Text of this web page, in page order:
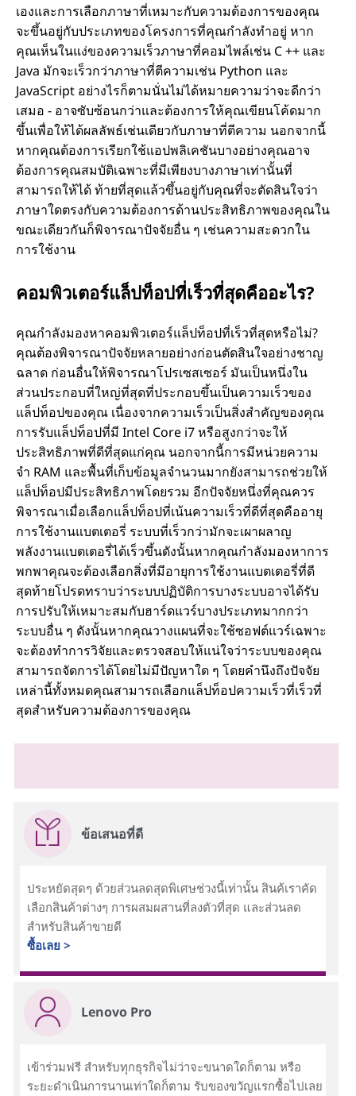
เองและการเลือกภาษาที่เหมาะกับความต้องการของคุณ
จะขึ้นอยู่กับประเภทของโครงการที่คุณกําลังทําอยู่ หาก
คุณเห็นในแง่ของความเร็วภาษาที่คอมไพล์เช่น C ++ และ
Java มักจะเร็วกว่าภาษาที่ตีความเช่น Python และ
JavaScript อย่างไรก็ตามนั่นไม่ได้หมายความว่าจะดีกว่า
เสมอ - อาจซับซ้อนกว่าและต้องการให้คุณเขียนโค้ดมาก
ขึ้นเพื่อให้ได้ผลลัพธ์เช่นเดียวกับภาษาที่ตีความ นอกจากนี้
หากคุณต้องการเรียกใช้แอปพลิเคชันบางอย่างคุณอาจ
ต้องการคุณสมบัติเฉพาะที่มีเพียงบางภาษาเท่านั้นที่
สามารถให้ได้ ท้ายที่สุดแล้วขึ้นอยู่กับคุณที่จะตัดสินใจว่า
ภาษาใดตรงกับความต้องการด้านประสิทธิภาพของคุณใน
ขณะเดียวกันก็พิจารณาปัจจัยอื่น ๆ เช่นความสะดวกใน
การใช้งาน
คอมพิวเตอร์แล็ปท็อปที่เร็วที่สุดคืออะไร?
คุณกําลังมองหาคอมพิวเตอร์แล็ปท็อปที่เร็วที่สุดหรือไม่?
คุณต้องพิจารณาปัจจัยหลายอย่างก่อนตัดสินใจอย่างชาญ
ฉลาด ก่อนอื่นให้พิจารณาโปรเซสเซอร์ มันเป็นหนึ่งใน
ส่วนประกอบที่ใหญ่ที่สุดที่ประกอบขึ้นเป็นความเร็วของ
แล็ปท็อปของคุณ เนื่องจากความเร็วเป็นสิ่งสําคัญของคุณ
การรับแล็ปท็อปที่มี Intel Core i7 หรือสูงกว่าจะให้
ประสิทธิภาพที่ดีที่สุดแก่คุณ นอกจากนี้การมีหน่วยความ
จํา RAM และพื้นที่เก็บข้อมูลจํานวนมากยังสามารถช่วยให้
แล็ปท็อปมีประสิทธิภาพโดยรวม อีกปัจจัยหนึ่งที่คุณควร
พิจารณาเมื่อเลือกแล็ปท็อปที่เน้นความเร็วที่ดีที่สุดคืออายุ
การใช้งานแบตเตอรี่ ระบบที่เร็วกว่ามักจะเผาผลาญ
พลังงานแบตเตอรี่ได้เร็วขึ้นดังนั้นหากคุณกําลังมองหาการ
พกพาคุณจะต้องเลือกสิ่งที่มีอายุการใช้งานแบตเตอรี่ที่ดี
สุดท้ายโปรดทราบว่าระบบปฏิบัติการบางระบบอาจได้รับ
การปรับให้เหมาะสมกับฮาร์ดแวร์บางประเภทมากกว่า
ระบบอื่น ๆ ดังนั้นหากคุณวางแผนที่จะใช้ซอฟต์แวร์เฉพาะ
จะต้องทําการวิจัยและตรวจสอบให้แน่ใจว่าระบบของคุณ
สามารถจัดการได้โดยไม่มีปัญหาใด ๆ โดยคํานึงถึงปัจจัย
เหล่านี้ทั้งหมดคุณสามารถเลือกแล็ปท็อปความเร็วที่เร็วที่
สุดสําหรับความต้องการของคุณ
ข้อเสนอที่ดี
ประหยัดสุดๆ ด้วยส่วนลดสุดพิเศษช่วงนี้เท่านั้น สินค้เราคัด
เลือกสินค้าต่างๆ การผสมผสานที่ลงตัวที่สุด และส่วนลด
สำหรับสินค้าขายดี
ซื้อเลย >
Lenovo Pro
เข้าร่วมฟรี สำหรับทุกธุรกิจไม่ว่าจะขนาดใดก็ตาม หรือ
ระยะดำเนินการนานเท่าใดก็ตาม รับของขวัญแรกซื้อไปเลย